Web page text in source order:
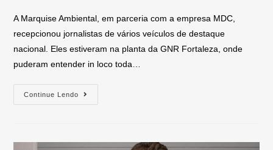
A Marquise Ambiental, em parceria com a empresa MDC,
recepcionou jornalistas de vários veículos de destaque
nacional. Eles estiveram na planta da GNR Fortaleza, onde
puderam entender in loco toda…
Continue Lendo